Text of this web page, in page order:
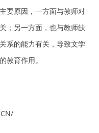
要原因，一方面与教师对
；另一方面，也与教师缺
系的能力有关，导致文学
教育作用。